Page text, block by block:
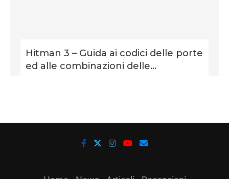
Hitman 3 – Guida ai codici delle porte
ed alle combinazioni delle...